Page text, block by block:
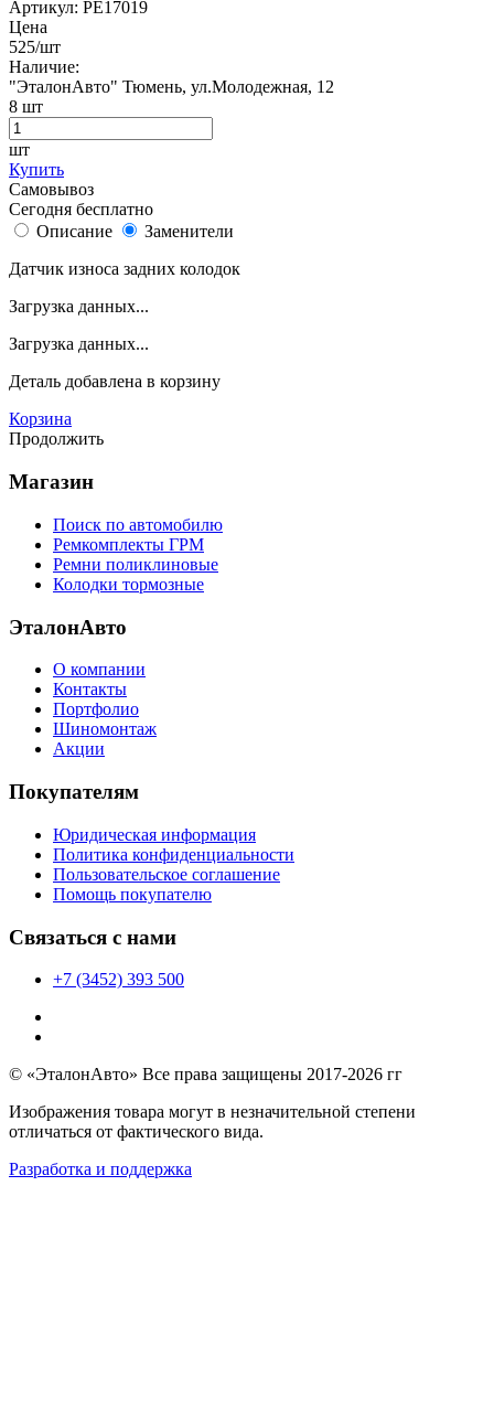
Артикул: PE17019
Цена
525/шт
Наличие:
"ЭталонАвто" Тюмень, ул.Молодежная, 12
8 шт
шт
Купить
Самовывоз
Сегодня бесплатно
Описание
Заменители
Датчик износа задних колодок
Загрузка данных...
Загрузка данных...
Деталь добавлена в корзину
Корзина
Продолжить
Магазин
Поиск по автомобилю
Ремкомплекты ГРМ
Ремни поликлиновые
Колодки тормозные
ЭталонАвто
О компании
Контакты
Портфолио
Шиномонтаж
Акции
Покупателям
Юридическая информация
Политика конфиденциальности
Пользовательское соглашение
Помощь покупателю
Связаться с нами
+7 (3452) 393 500
© «ЭталонАвто» Все права защищены 2017-2026 гг
Изображения товара могут в незначительной степени
отличаться от фактического вида.
Разработка и поддержка